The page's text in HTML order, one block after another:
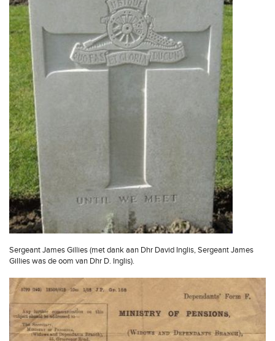
Sergeant James Gillies (met dank aan Dhr David Inglis, Sergeant James
Gillies was de oom van Dhr D. Inglis).